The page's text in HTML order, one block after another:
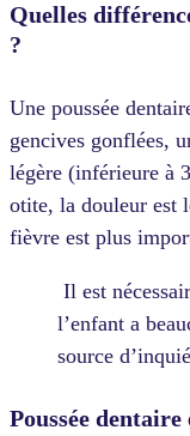
Quelles
?
Une poussée
gencives gonflées,
légère (inférieure à
otite, la douleur est
fièvre est plus
Il est
l’enfant a
source
Poussée